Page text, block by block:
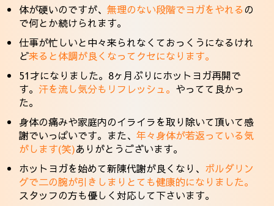
体が硬いのですが、無理のない段階でヨガをやれるの
で何とか続けられます。
仕事が忙しいと中々来られなくておっくうになるけれ
ど来ると体調が良くなってクセになります。
51才になりました。8ヶ月ぶりにホットヨガ再開で
す。汗を流し気分もリフレッシュ。 やってて良かっ
た。
身体の痛みや家庭内のイライラを取り除いて頂いて感
謝でいっぱいです。また、年々身体が若返っている気
がします(笑)ありがとうございます。
ホットヨガを始めて新陳代謝が良くなり、 ボルダリン
グで二の腕が引きしまりとても健康的になりました。
スタッフの方も優しく対応して下さいます。